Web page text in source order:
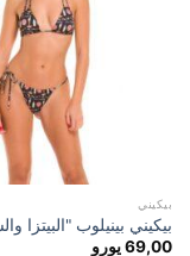
بيكيني
بيكيني بينيلوب "البيتزا
69,00 يورو